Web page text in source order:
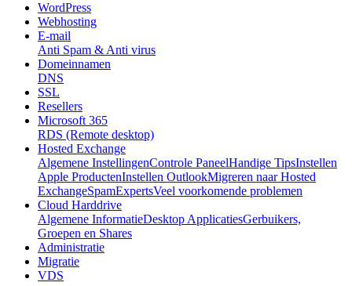
WordPress
Webhosting
E-mail
Anti Spam & Anti virus
Domeinnamen
DNS
SSL
Resellers
Microsoft 365
RDS (Remote desktop)
Hosted Exchange
Algemene InstellingenControle PaneelHandige TipsInstellen
Apple ProductenInstellen OutlookMigreren naar Hosted
ExchangeSpamExpertsVeel voorkomende problemen
Cloud Harddrive
Algemene InformatieDesktop ApplicatiesGerbuikers,
Groepen en Shares
Administratie
Migratie
VDS